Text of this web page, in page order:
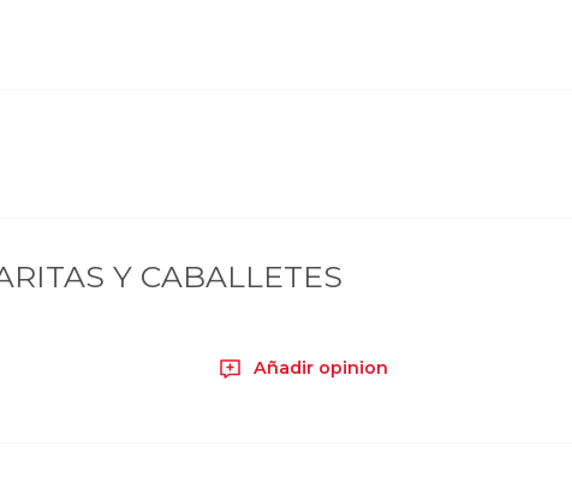
Y CABALLETES
Añadir opinion